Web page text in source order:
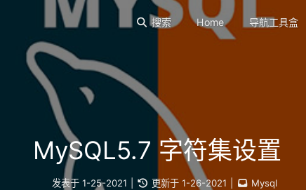
搜索 Home 导航工具盒
MySQL5.7 字符集设置
发表于 1-25-2021 更新于 1-26-2021
Mysql